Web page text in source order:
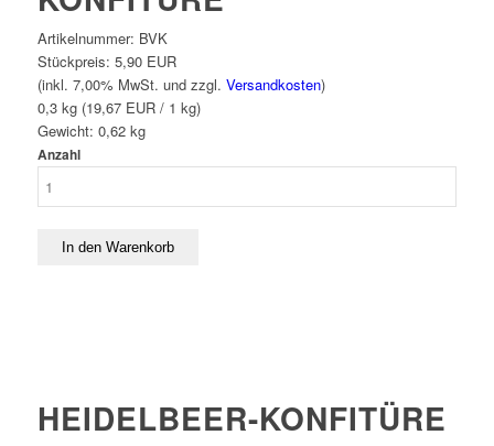
Artikelnummer: BVK
Stückpreis: 5,90 EUR
(inkl. 7,00% MwSt. und zzgl. Versandkosten)
0,3 kg (19,67 EUR / 1 kg)
Gewicht: 0,62kg
Anzahl
HEIDELBEER-KONFITÜRE